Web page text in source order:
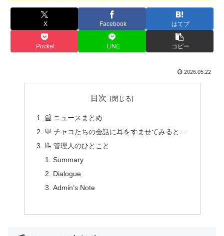
X Facebook はてブ
Pocket LINE コピー
2026.05.22
目次
📰 ニュースまとめ
💬 チャコたちの会話に耳をすませてみると…
📝 管理人のひとこと
Summary
Dialogue
Admin’s Note